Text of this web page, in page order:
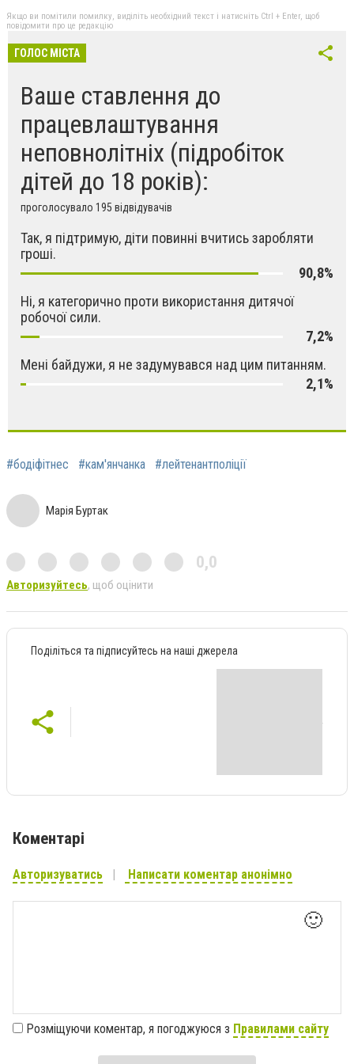
Якщо ви помітили помилку, виділіть необхідний текст і натисніть Ctrl + Enter, щоб
повідомити про це редакцію
ГОЛОС МІСТА
Ваше ставлення до
працевлаштування
неповнолітніх (підробіток
дітей до 18 років):
проголосувало 195 відвідувачів
Так, я підтримую, діти повинні вчитись заробляти
гроші.
90,8%
Ні, я категорично проти використання дитячої
робочої сили.
7,2%
Мені байдужи, я не задумувався над цим питанням.
2,1%
#бодіфітнес #кам'янчанка #лейтенантполіції
Марія Буртак
0,0
Авторизуйтесь, щоб оцінити
Поділіться та підписуйтесь на наші джерела
Коментарі
Авторизуватись Написати коментар анонімно
🙂
Розміщуючи коментар, я погоджуюся з Правилами сайту